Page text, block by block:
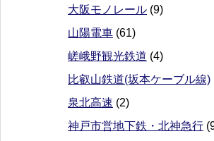
大阪モノレール (9)
山陽電車 (61)
嵯峨野観光鉄道 (4)
比叡山鉄道(坂本ケーブル線)
泉北高速 (2)
神戸市営地下鉄・北神急行